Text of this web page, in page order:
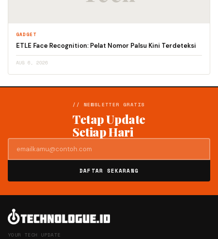
GADGET
ETLE Face Recognition: Pelat Nomor Palsu Kini Terdeteksi
AUG 6, 2026
// NEWSLETTER GRATIS
Tetap Update
Setiap Hari
DAFTAR SEKARANG
YOUR TECH UPDATE